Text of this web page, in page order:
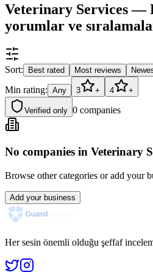
Veterinary Services —
yorumlar ve
Sort: Best rated Most reviews
Min rating: Any 3 + 4 +
Verified only 0 companies
No companies in Veterinary
Browse other categories or add your
Add your business
Her sesin önemli olduğu şeffaf